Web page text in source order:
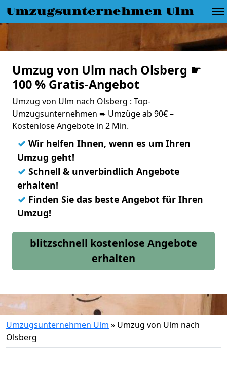
Umzugsunternehmen Ulm
Umzug von Ulm nach Olsberg ☛
100 % Gratis-Angebot
Umzug von Ulm nach Olsberg : Top-
Umzugsunternehmen ➨ Umzüge ab 90€ –
Kostenlose Angebote in 2 Min.
✓ Wir helfen Ihnen, wenn es um Ihren
Umzug geht!
✓ Schnell & unverbindlich Angebote
erhalten!
✓ Finden Sie das beste Angebot für Ihren
Umzug!
blitzschnell kostenlose Angebote
erhalten
Umzugsunternehmen Ulm » Umzug von Ulm nach
Olsberg